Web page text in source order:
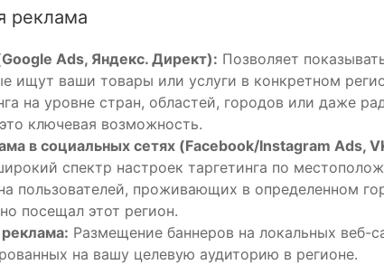
реклама
Ads, Яндекс. Директ): Позволяет
ищут ваши товары или услуги в конкретном
на уровне стран, областей, городов или даже
ключевая возможность.
в социальных сетях (Facebook/Instagram Ads,
спектр настроек таргетинга по
пользователей, проживающих в определенном
посещал этот регион.
Размещение баннеров на локальных веб-
на вашу целевую аудиторию в регионе.